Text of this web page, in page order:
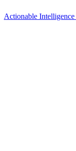
Actionable Intelligence